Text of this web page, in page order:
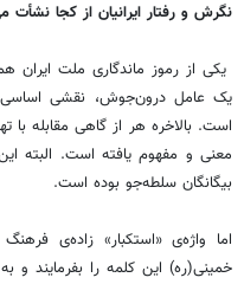
نگرش و رفتار ایرانیان از کجا نشأت
یکی از رموز ماندگاری ملت
یک عامل درون‌جوش، نقشی
است. بالاخره هر از گاهی مقابله
معنی و مفهوم یافته است. البته
بیگانگان سلطه‌جو بوده است.
اما واژه‌ی «استکبار» زاده‌‌ی
خمینی(ره) این کلمه‌ را بفرمایند و